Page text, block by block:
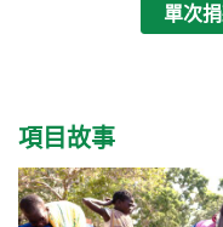
單次
項目故事